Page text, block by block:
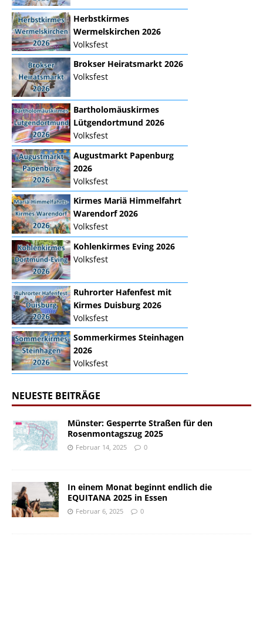
Herbstkirmes
Wermelskirchen 2026
Volksfest
Brokser Heiratsmarkt 2026
Volksfest
Bartholomäuskirmes
Lütgendortmund 2026
Volksfest
Augustmarkt Papenburg
2026
Volksfest
Kirmes Mariä Himmelfahrt
Warendorf 2026
Volksfest
Kohlenkirmes Eving 2026
Volksfest
Ruhrorter Hafenfest mit
Kirmes Duisburg 2026
Volksfest
Sommerkirmes Steinhagen
2026
Volksfest
NEUESTE BEITRÄGE
Münster: Gesperrte Straßen für den
Rosenmontagszug 2025
Februar 14, 2025 0
In einem Monat beginnt endlich die
EQUITANA 2025 in Essen
Februar 6, 2025 0